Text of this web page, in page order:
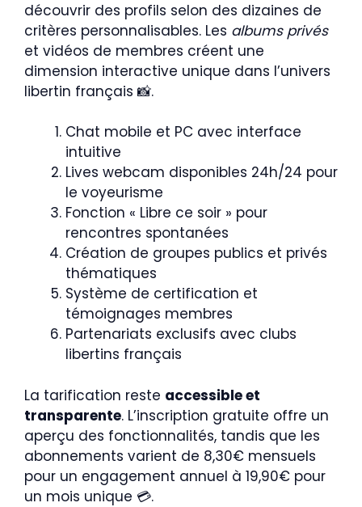
découvrir des profils selon des dizaines de
critères personnalisables. Les albums privés
et vidéos de membres créent une
dimension interactive unique dans l’univers
libertin français 📸.
Chat mobile et PC avec interface
intuitive
Lives webcam disponibles 24h/24 pour
le voyeurisme
Fonction « Libre ce soir » pour
rencontres spontanées
Création de groupes publics et privés
thématiques
Système de certification et
témoignages membres
Partenariats exclusifs avec clubs
libertins français
La tarification reste accessible et
transparente. L’inscription gratuite offre un
aperçu des fonctionnalités, tandis que les
abonnements varient de 8,30€ mensuels
pour un engagement annuel à 19,90€ pour
un mois unique 💳.